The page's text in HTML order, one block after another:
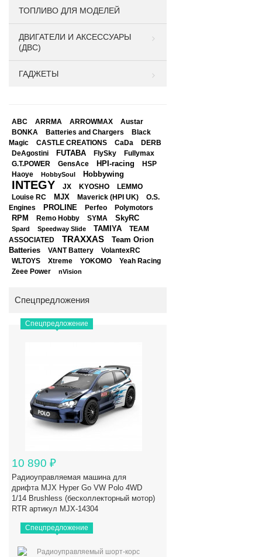
ТОПЛИВО ДЛЯ МОДЕЛЕЙ
ДВИГАТЕЛИ И АКСЕССУАРЫ
(ДВС)
ГАДЖЕТЫ
ABC ARRMA ARROWMAX Austar
BONKA Batteries and Chargers
Black
Magic
CASTLE CREATIONS CaDa DERB
DeAgostini FUTABA FlySky Fullymax
G.T.POWER GensAce HPI-racing
HSP
Haoye
HobbySoul Hobbywing
INTEGY JX KYOSHO
LEMMO
Louise RC
MJX Maverick (HPI UK)
O.S.
Engines
PROLINE Perfeo Polymotors
RPM Remo Hobby SYMA SkyRC
Spard Speedway Slide TAMIYA
TEAM
ASSOCIATED
TRAXXAS
Team Orion
Batteries
VANT Battery VolantexRC
WLTOYS Xtreme YOKOMO Yeah Racing
Zeee Power nVision
Спецпредложения
Спецпредложение
10 890 ₽
Радиоуправляемая машина для
дрифта MJX Hyper Go VW Polo 4WD
1/14 Brushless (бесколлекторный мотор)
RTR артикул MJX-14304
Спецпредложение